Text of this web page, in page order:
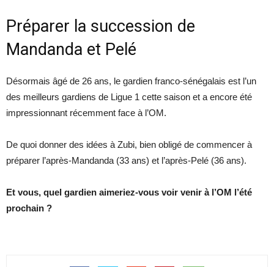
Préparer la succession de
Mandanda et Pelé
Désormais âgé de 26 ans, le gardien franco-sénégalais est l’un
des meilleurs gardiens de Ligue 1 cette saison et a encore été
impressionnant récemment face à l’OM.
De quoi donner des idées à Zubi, bien obligé de commencer à
préparer l’après-Mandanda (33 ans) et l’après-Pelé (36 ans).
Et vous, quel gardien aimeriez-vous voir venir à l’OM l’été
prochain ?